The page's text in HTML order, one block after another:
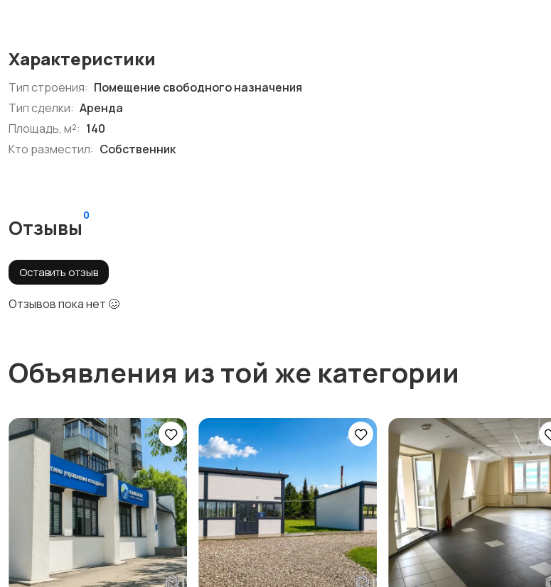
Характеристики
Тип строения: Помещение свободного назначения
Тип сделки: Аренда
Площадь, м²: 140
Кто разместил: Собственник
Отзывы
0
Оставить отзыв
Отзывов пока нет 🥴
Объявления из той же категории